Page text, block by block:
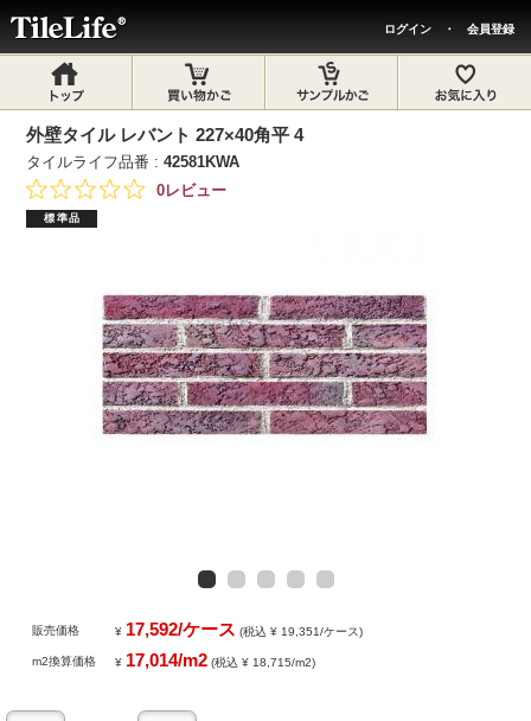
ログイン ・ 会員登録
外壁タイル レバント 227×40角平 4
タイルライフ品番 :42581KWA
0レビュー
標準品
販売価格 ¥ 17,592/ケース (税込 ¥ 19,351/ケース)
m2換算価格 ¥ 17,014/m2 (税込 ¥ 18,715/m2)